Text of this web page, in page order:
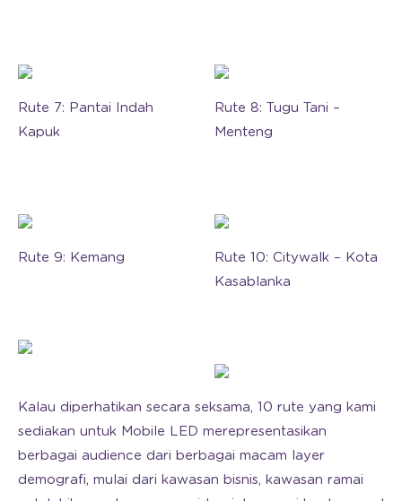
Rute 7: Pantai Indah
Kapuk
Rute 8: Tugu Tani –
Menteng
Rute 9: Kemang
Rute 10: Citywalk – Kota
Kasablanka
Kalau diperhatikan secara seksama, 10 rute yang kami
sediakan untuk Mobile LED merepresentasikan
berbagai audience dari berbagai macam layer
demografi, mulai dari kawasan bisnis, kawasan ramai